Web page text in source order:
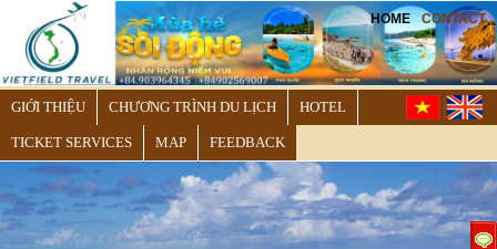
HOME CONTACT
GIỚI THIỆU CHƯƠNG TRÌNH DU LỊCH HOTEL
TICKET SERVICES MAP FEEDBACK